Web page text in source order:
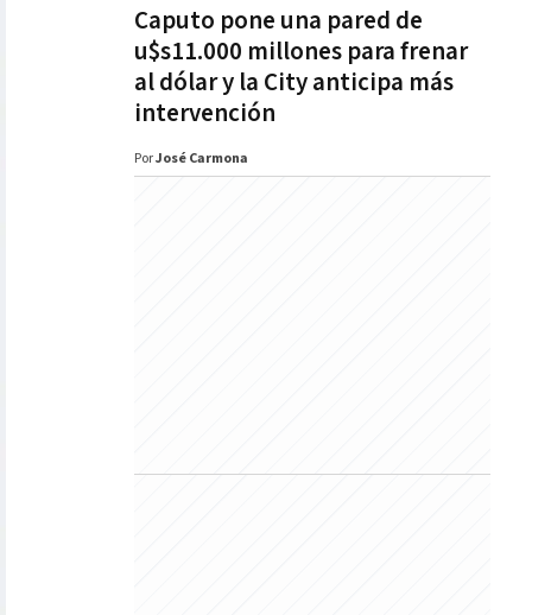
Caputo pone una pared de
u$s11.000 millones para frenar
al dólar y la City anticipa más
intervención
PorJosé Carmona